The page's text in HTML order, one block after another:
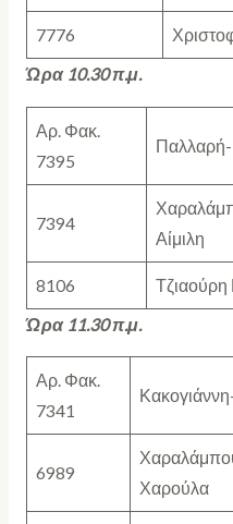
7776
Ώρα 10.30 π.μ.
Αρ. Φακ.
7395
7394
Αίμιλη
8106 Τζιαούρη
Ώρα 11.30 π.μ.
Αρ. Φακ.
7341
6989
Χαρούλα